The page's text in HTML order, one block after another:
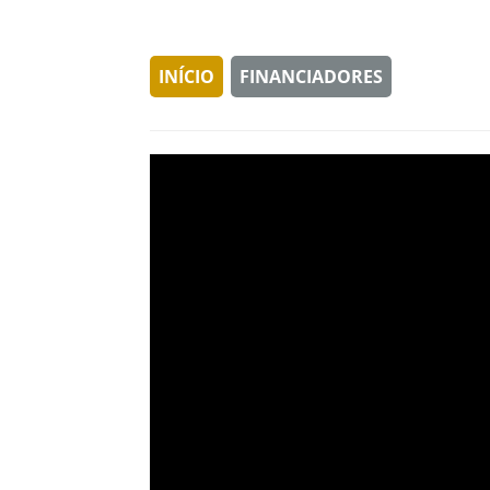
INÍCIO FINANCIADORES